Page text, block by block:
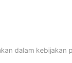
dalam kebijakan